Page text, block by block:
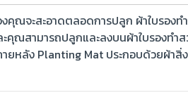
คุณจะสะอาดตลอดการปลูก ผ้าใบรองท
ณสามารถปลูกและลงบนผ้าใบรองท
หลัง Planting Mat ประกอบด้วยผ้าสิ่